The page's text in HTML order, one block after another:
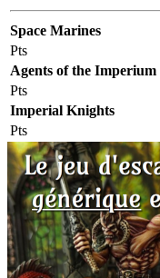
Space Marines
Pts
Agents of the Imperium
Pts
Imperial Knights
Pts